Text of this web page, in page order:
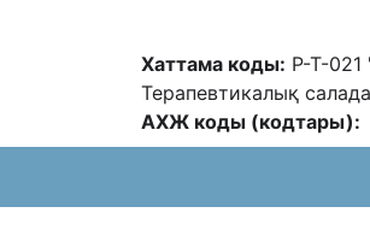
Хаттама коды: Р-Т-021
Терапевтикалық
АХЖ коды (кодтары):